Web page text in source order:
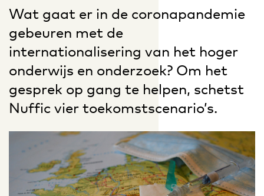
Wat gaat er in de coronapandemie
gebeuren met de
internationalisering van het hoger
onderwijs en onderzoek? Om het
gesprek op gang te helpen, schetst
Nuffic vier toekomstscenario’s.